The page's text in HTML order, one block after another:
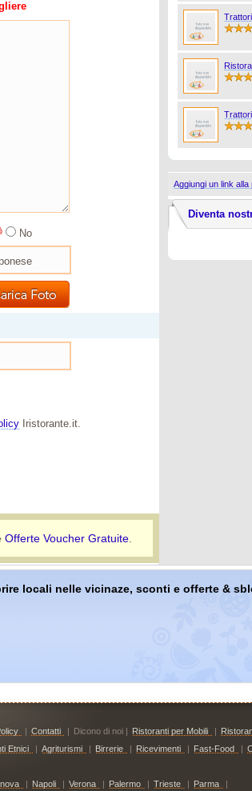
No
Iristorante.it.
Offerte Voucher Gratuite.
Aggiungi un link alla
Diventa
locali nelle vicinaze, sconti e offerte &
| Contatti | Dicono di noi | Ristoranti per Mobili |
Etnici | Agriturismi | Birrerie | Ricevimenti | Fast-Food |
| Napoli | Verona | Palermo | Trieste | Parma |